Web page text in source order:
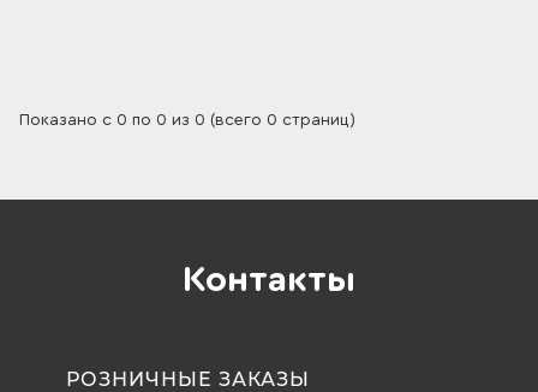
Показано с 0 по 0 из 0 (всего 0 страниц)
Контакты
РОЗНИЧНЫЕ ЗАКАЗЫ